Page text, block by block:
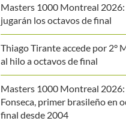
Masters 1000 Montreal 2026:
jugarán los octavos de final
Thiago Tirante accede por 2°
al hilo a octavos de final
Masters 1000 Montreal 2026:
Fonseca, primer brasileño en
final desde 2004